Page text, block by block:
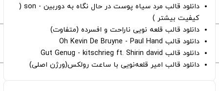
دانلود قالب مرد سیاه پوست در حال نگاه به دوربین - son (
کیفیت بیشتر )
دانلود قالب قلعه نویی ناراحت و افسرده (متفاوت)
دانلود قالب Oh Kevin De Bruyne - Paul Hand
دانلود قالب Gut Genug - kitschrieg ft. Shirin david
دانلود قالب امیر قلعه‌نویی با ساعت رولکس(ورژن اصلی)